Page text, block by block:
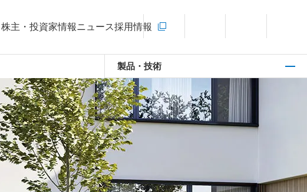
株主・投資家情報ニュース採用情報
新規ウィンドウを開きます
言語切り替えメニューを開く
製品・技術